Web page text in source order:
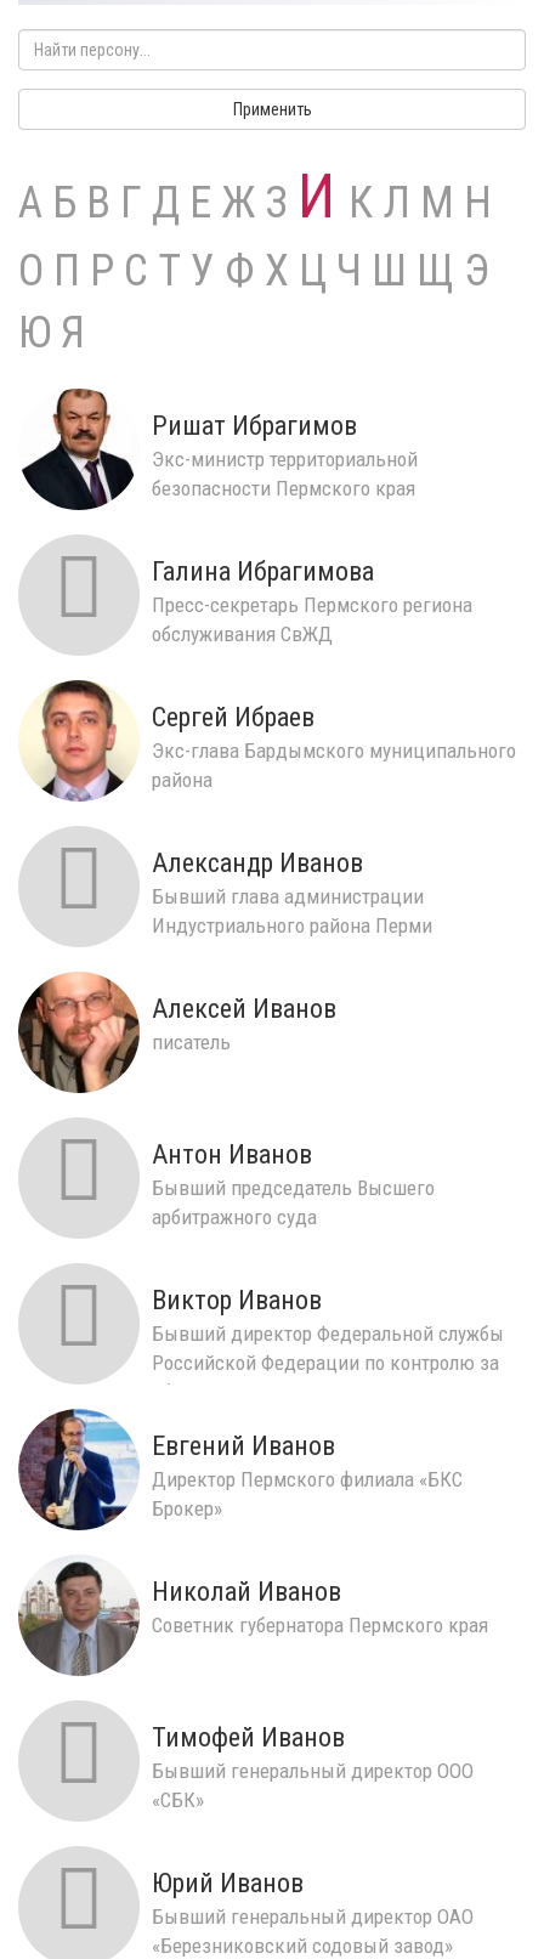
Применить
А Б В Г Д Е Ж З И К Л М Н
О П Р С Т У Ф Х Ц Ч Ш Щ Э
Ю Я
Ришат Ибрагимов
Экс-министр территориальной
безопасности Пермского края
Галина Ибрагимова
Пресс-секретарь Пермского региона
обслуживания СвЖД
Сергей Ибраев
Экс-глава Бардымского муниципального
района
Александр Иванов
Бывший глава администрации
Индустриального района Перми
Алексей Иванов
писатель
Антон Иванов
Бывший председатель Высшего
арбитражного суда
Виктор Иванов
Бывший директор Федеральной службы
Российской Федерации по контролю за
оборотом наркотиков
Евгений Иванов
Директор Пермского филиала «БКС
Брокер»
Николай Иванов
Советник губернатора Пермского края
Тимофей Иванов
Бывший генеральный директор ООО
«СБК»
Юрий Иванов
Бывший генеральный директор ОАО
«Березниковский содовый завод»